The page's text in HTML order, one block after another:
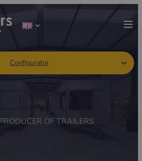
Configurator
OF TRAILERS